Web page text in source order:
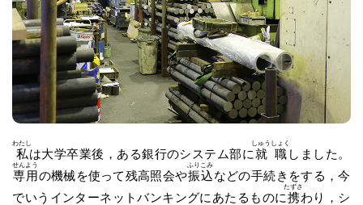
私
わたし
は大学卒業後，ある銀行のシステム部に就職
しゅうしょく
しました。
専用
せんよう
の機械を使って残高照会や振込
ふりこみ
などの手続きをする，今
でいうインターネットバンキングにあたるものに携
たずさ
わり，シ